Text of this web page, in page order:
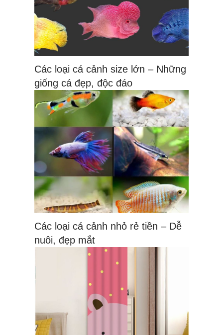
Các loại cá cảnh size lớn – Những
giống cá đẹp, độc đáo
Các loại cá cảnh nhỏ rẻ tiền – Dễ
nuôi, đẹp mắt